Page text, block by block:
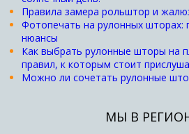
Правила замера рольштор и
Фотопечать на рулонных шторах:
нюансы
Как выбрать рулонные шторы на
правил, к которым стоит
Можно ли сочетать рулонные
МЫ В